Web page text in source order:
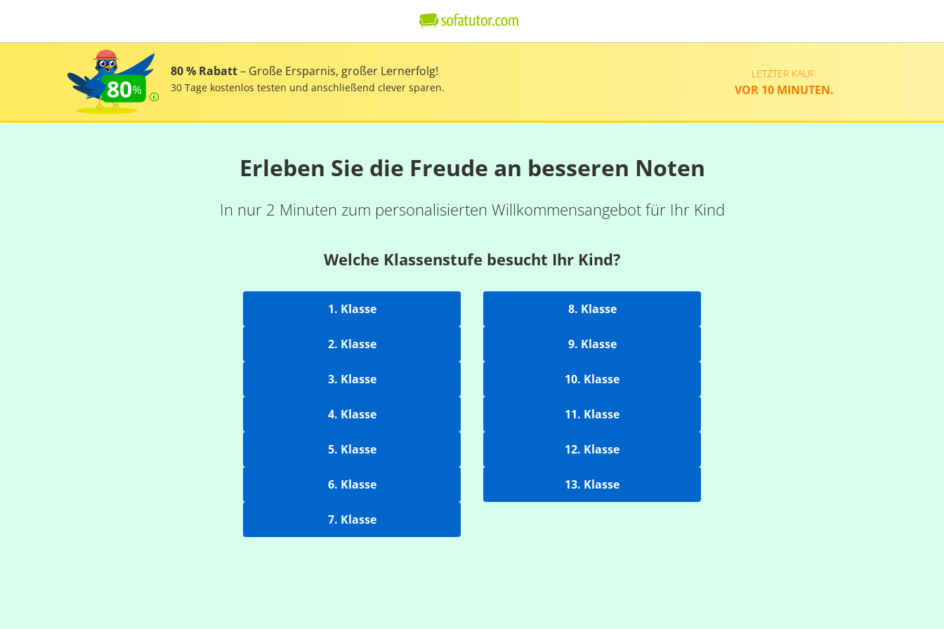
80
80 % Rabatt– Große Ersparnis, großer Lernerfolg!
30 Tage kostenlos testen und anschließend clever sparen.
LETZTER KAUF:
VOR 10 MINUTEN.
Erleben Sie die Freude an besseren Noten
In nur 2 Minuten zum personalisierten Willkommensangebot für Ihr Kind
Welche Klassenstufe besucht Ihr Kind?
1. Klasse
2. Klasse
3. Klasse
4. Klasse
5. Klasse
6. Klasse
7. Klasse
8. Klasse
9. Klasse
10. Klasse
11. Klasse
12. Klasse
13. Klasse